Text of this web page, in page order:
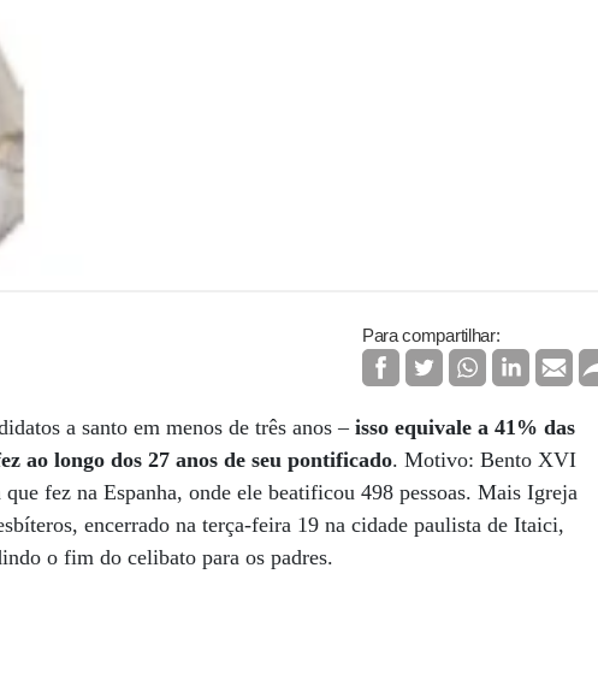
Para compartilhar:
a santo em menos de três anos –isso equivale a 41% das
ao longo dos 27 anos de seu pontificado. Motivo: Bento XVI
fez na Espanha, onde ele beatificou 498 pessoas. Mais Igreja
encerrado na terça-feira 19 na cidade paulista de Itaici,
o fim do celibato para os padres.